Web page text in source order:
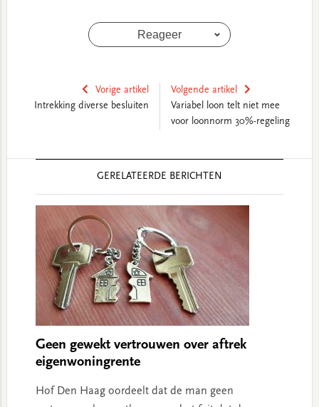
Reageer
Vorige artikel
Intrekking diverse besluiten
Volgende artikel
Variabel loon telt niet mee
voor loonnorm 30%-regeling
GERELATEERDE BERICHTEN
Geen gewekt vertrouwen over aftrek
eigenwoningrente
Hof Den Haag oordeelt dat de man geen